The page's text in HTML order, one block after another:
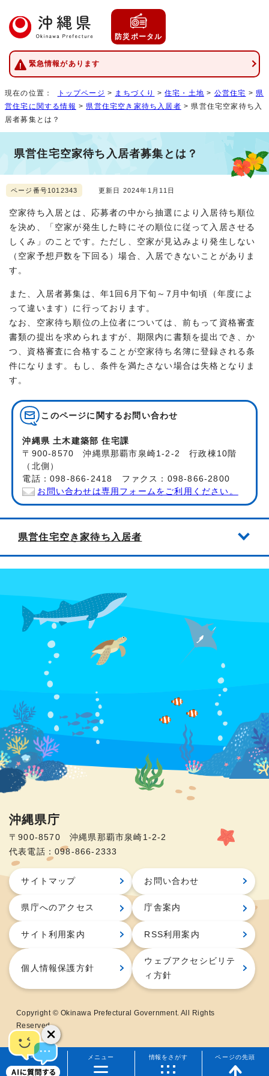
防災ポータル
緊急情報があります
現在の位置： トップページ > まちづくり >住宅・土地 > 公営住宅 > 県
営住宅に関する情報 > 県営住宅空き家待ち入居者 > 県営住宅空家待ち入
居者募集とは？
県営住宅空家待ち入居者募集とは？
ページ番号1012343 更新日 2024年1月11日
空家待ち入居とは、応募者の中から抽選により入居待ち順位
を決め、「空家が発生した時にその順位に従って入居させる
しくみ」のことです。ただし、空家が見込みより発生しない
（空家予想戸数を下回る）場合、入居できないことがありま
す。
また、入居者募集は、年1回6月下旬～7月中旬頃（年度によ
って違います）に行っております。
なお、空家待ち順位の上位者については、前もって資格審査
書類の提出を求められますが、期限内に書類を提出でき、か
つ、資格審査に合格することが空家待ち名簿に登録される条
件になります。もし、条件を満たさない場合は失格となりま
す。
このページに関する お問い合わせ
沖縄県 土木建築部 住宅課
〒900-8570 沖縄県那覇市泉崎1-2-2 行政棟10階
（北側）
電話：098-866-2418 ファクス：098-866-2800
お問い合わせは専用フォームをご利用ください。
県営住宅空き家待ち入居者
メニュー
ホーム 情報をさがす ページの先頭
沖縄県庁
〒900-8570 沖縄県那覇市泉崎1-2-2
代表電話：098-866-2333
サイトマップ お問い合わせ
県庁へのアクセス 庁舎案内
サイト利用案内 RSS利用案内
個人情報保護方針
ウェブアクセシビリテ
ィ方針
Copyright © Okinawa Prefectural Government. All Rights
Reserved.